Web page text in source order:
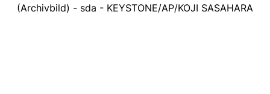
(Archivbild) - sda - KEYSTONE/AP/KOJI SASAHARA